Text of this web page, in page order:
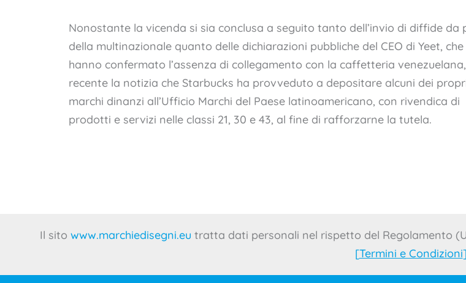
Nonostante la vicenda si sia conclusa a seguito tanto dell’invio di diffide da
della multinazionale quanto delle dichiarazioni pubbliche del CEO di Yeet, che
hanno confermato l’assenza di collegamento con la caffetteria
recente la notizia che Starbucks ha provveduto a depositare alcuni dei
marchi dinanzi all’Ufficio Marchi del Paese latinoamericano, con rivendica di
prodotti e servizi nelle classi 21, 30 e 43, al fine di rafforzarne la tutela.
Il sito www.marchiedisegni.eu tratta dati personali nel rispetto del Regolamento
[Termini e Condizioni]